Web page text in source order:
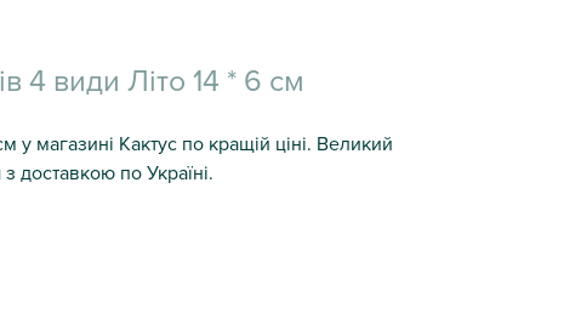
4 види Літо 14 * 6 см
у магазині Кактус по кращій ціні. Великий
доставкою по Україні.